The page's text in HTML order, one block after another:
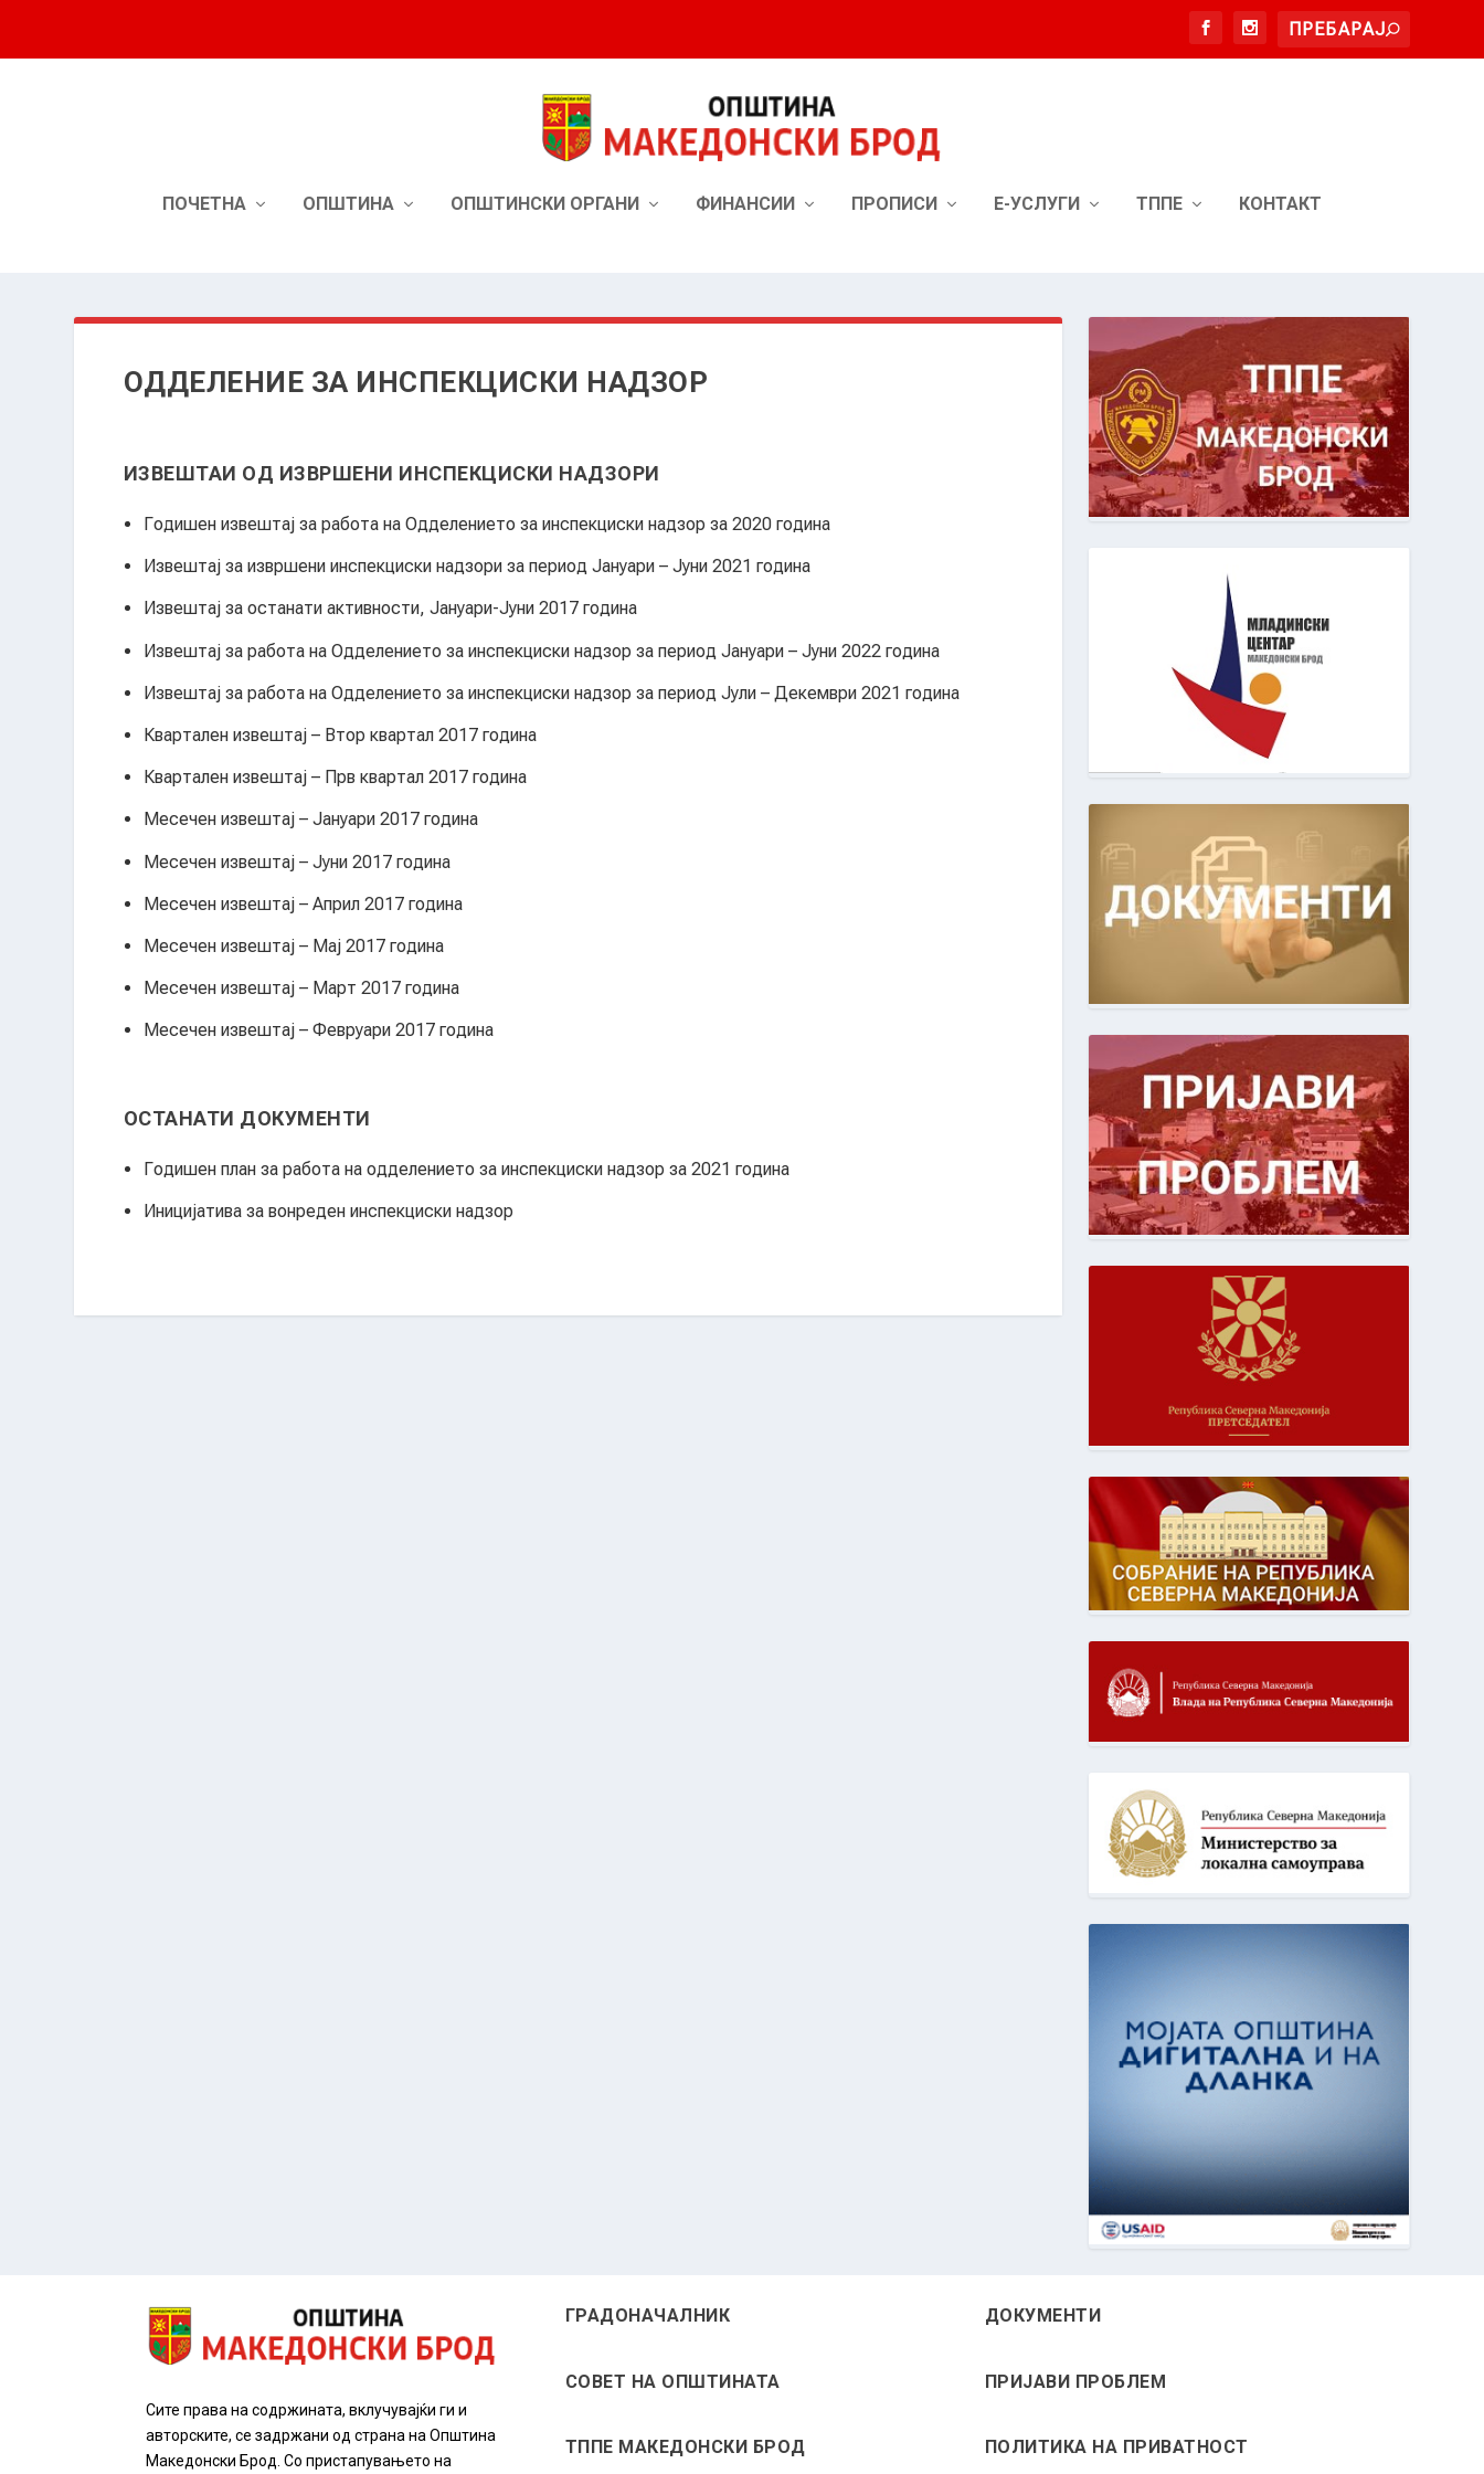
ПОЧЕТНА ОПШТИНА ОПШТИНСКИ ОРГАНИ ФИНАНСИИ ПРОПИСИ Е-УСЛУГИ ТППЕ КОНТАКТ
ОДДЕЛЕНИЕ ЗА ИНСПЕКЦИСКИ НАДЗОР
ИЗВЕШТАИ ОД ИЗВРШЕНИ ИНСПЕКЦИСКИ НАДЗОРИ
Годишен извештај за работа на Одделението за инспекциски надзор за 2020 година
Извештај за извршени инспекциски надзори за период Јануари – Јуни 2021 година
Извештај за останати активности, Јануари-Јуни 2017 година
Извештај за работа на Одделението за инспекциски надзор за период Јануари – Јуни 2022 година
Извештај за работа на Одделението за инспекциски надзор за период Јули – Декември 2021 година
Квартален извештај – Втор квартал 2017 година
Квартален извештај – Прв квартал 2017 година
Месечен извештај – Јануари 2017 година
Месечен извештај – Јуни 2017 година
Месечен извештај – Април 2017 година
Месечен извештај – Мај 2017 година
Месечен извештај – Март 2017 година
Месечен извештај – Февруари 2017 година
ОСТАНАТИ ДОКУМЕНТИ
Годишен план за работа на одделението за инспекциски надзор за 2021 година
Иницијатива за вонреден инспекциски надзор
Сите права на содржината, вклучувајќи ги и
авторските, се задржани од страна на Општина
Македонски Брод. Со пристапувањето на
ГРАДОНАЧАЛНИК
СОВЕТ НА ОПШТИНАТА
ТППЕ МАКЕДОНСКИ БРОД
ДОКУМЕНТИ
ПРИЈАВИ ПРОБЛЕМ
ПОЛИТИКА НА ПРИВАТНОСТ